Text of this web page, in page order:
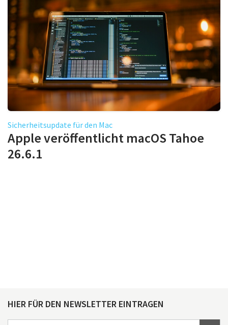
Sicherheitsupdate für den Mac
Apple veröffentlicht macOS Tahoe
26.6.1
HIER FÜR DEN NEWSLETTER EINTRAGEN